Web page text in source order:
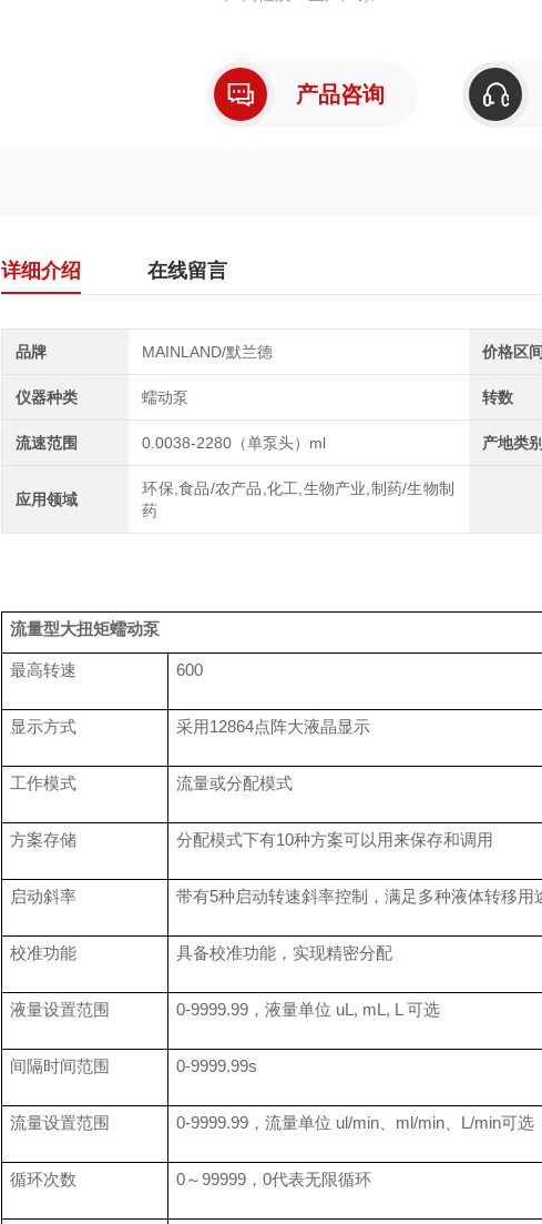
产品咨询
详细介绍 在线留言
品牌 MAINLAND/默兰德 价格区
仪器种类 蠕动泵 转数
流速范围 0.0038-2280（单泵头）ml 产地类
应用领域
环保,食品/农产品,化工,生物产业,制药/生物制
药
流量型大扭矩蠕动泵
最高转速 600
显示方式 采用12864点阵大液晶显示
工作模式 流量或分配模式
方案存储 分配模式下有10种方案可以用来保存和调用
启动斜率 带有5种启动转速斜率控制，满足多种液体转移用
校准功能 具备校准功能，实现精密分配
液量设置范围 0-9999.99，液量单位 uL, mL, L 可选
间隔时间范围 0-9999.99s
流量设置范围 0-9999.99，流量单位 ul/min、ml/min、L/min可选
循环次数 0～99999， 0代表无限循环